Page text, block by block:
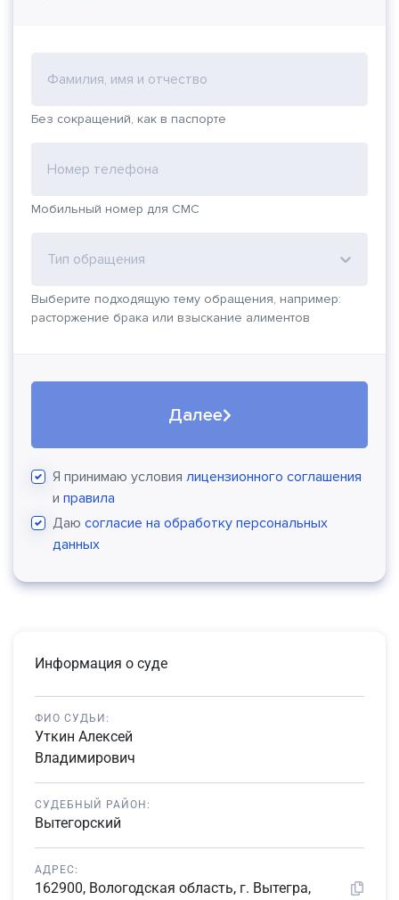
Фамилия, имя и отчество
Без сокращений, как в паспорте
Номер телефона
Мобильный номер для СМС
Тип обращения
Выберите подходящую тему обращения, например:
расторжение брака или взыскание алиментов
Далее
Я принимаю условия лицензионного соглашения
и правила
Даю согласие на обработку персональных
данных
Информация о суде
ФИО СУДЬИ:
Уткин Алексей
Владимирович
СУДЕБНЫЙ РАЙОН:
Вытегорский
АДРЕС:
162900, Вологодская область, г. Вытегра,